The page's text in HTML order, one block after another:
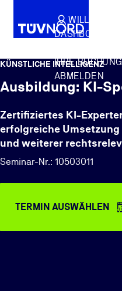
Springe zum Hauptinhalt
DASHBOARD
IHRE
ABMELDEN
KÜNSTLICHE INTELLIGENZ
Ausbildung: KI-
Zertifiziertes KI-
erfolgreiche
und weiterer
Seminar-Nr.: 10503011
TERMIN AUSWÄHLEN